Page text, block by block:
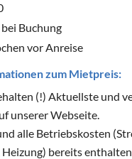
bei Buchung
vor Anreise
zum Mietpreis:
(!) Aktuellste und
unserer Webseite.
alle Betriebskosten
bereits